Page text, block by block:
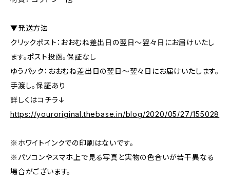
▼発送方法
クリックポスト：おおむね差出日の翌日〜翌々日にお届けいたし
ます。ポスト投函。保証なし
ゆうパック：おおむね差出日の翌日〜翌々日にお届けいたします。
手渡し。保証あり
詳しくはコチラ↓
https://youroriginal.thebase.in/blog/2020/05/27/155028
※ホワイトインクでの印刷はないです。
※パソコンやスマホ上で見る写真と実物の色合いが若干異なる
場合がございます。